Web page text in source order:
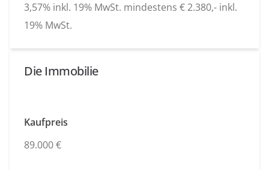
3,57% inkl. 19% MwSt. mindestens € 2.380,- inkl.
19% MwSt.
Die Immobilie
Kaufpreis
89.000 €